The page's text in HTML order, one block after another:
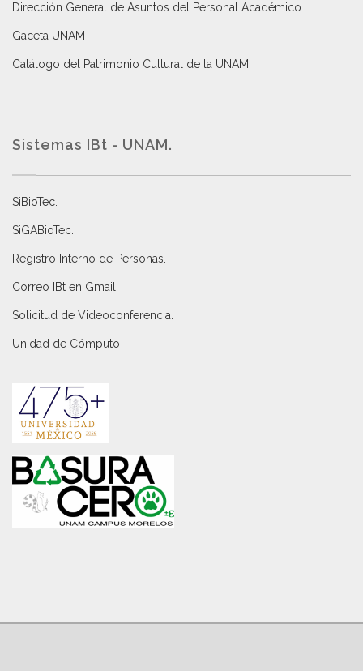
Dirección General de Asuntos del Personal Académico
Gaceta UNAM
Catálogo del Patrimonio Cultural de la UNAM.
Sistemas IBt - UNAM.
SiBioTec
SiGABioTec.
Registro Interno de Personas
Correo IBt en Gmail
Solicitud de Videoconferencia.
Unidad de Cómputo